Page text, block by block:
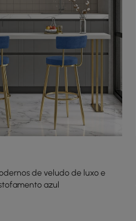
de veludo de luxo e
azul